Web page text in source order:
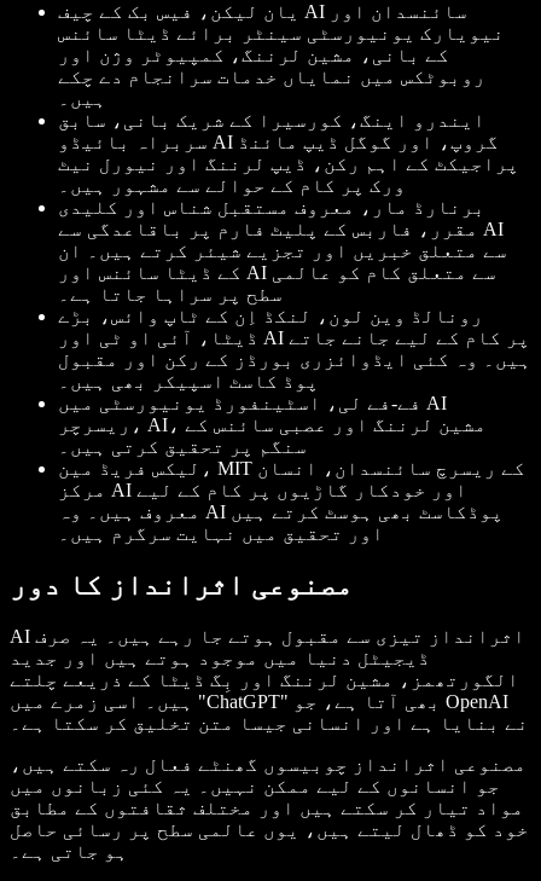
یان لیکن ، فیس بک کے چیف AI سائنسدان اور
نیویارک یونیورسٹی سینٹر برائے ڈیٹا سائنس
کے بانی، مشین لرننگ، کمپیوٹر وژن اور
روبوٹکس میں نمایاں خدمات سرانجام دے چکے
ہیں۔
ایندرو اینگ، کورسیرا کے شریک بانی، سابق
سربراہ بائیڈو AI گروپ، اور گوگل ڈیپ مائنڈ
پراجیکٹ کے اہم رکن، ڈیپ لرننگ اور نیورل نیٹ
ورک پر کام کے حوالے سے مشہور ہیں۔
برنارڈ مار ، معروف مستقبل شناس اور کلیدی
مقرر، فاربس کے پلیٹ فارم پر باقاعدگی سے AI
سے متعلق خبریں اور تجزیے شیئر کرتے ہیں۔ ان
کے ڈیٹا سائنس اور AI سے متعلق کام کو عالمی
سطح پر سراہا جاتا ہے۔
رونالڈ وین لون ، لنکڈ اِن کے ٹاپ وائس، بڑے
ڈیٹا، آئی او ٹی اور AI پر کام کے لیے جانے جاتے
ہیں۔ وہ کئی ایڈوائزری بورڈز کے رکن اور مقبول
پوڈ کاسٹ اسپیکر بھی ہیں۔
فے-فے لی ، اسٹینفورڈ یونیورسٹی میں AI
ریسرچر، AI، مشین لرننگ اور عصبی سائنس کے
سنگم پر تحقیق کرتی ہیں۔
لیکس فریڈ مین ، MIT کے ریسرچ سائنسدان، انسان
مرکز AI اور خودکار گاڑیوں پر کام کے لیے
معروف ہیں۔ وہ AI پوڈکاسٹ بھی ہوسٹ کرتے ہیں
اور تحقیق میں نہایت سرگرم ہیں۔
مصنوعی اثرانداز کا دور
AI اثرانداز تیزی سے مقبول ہوتے جا رہے ہیں۔ یہ صرف
ڈیجیٹل دنیا میں موجود ہوتے ہیں اور جدید
الگورتھمز، مشین لرننگ اور بِگ ڈیٹا کے ذریعے چلتے
ہیں۔ اسی زمرے میں "ChatGPT" بھی آتا ہے، جو OpenAI
نے بنایا ہے اور انسانی جیسا متن تخلیق کر سکتا ہے۔
مصنوعی اثرانداز چوبیسوں گھنٹے فعال رہ سکتے ہیں،
جو انسانوں کے لیے ممکن نہیں۔ یہ کئی زبانوں میں
مواد تیار کر سکتے ہیں اور مختلف ثقافتوں کے مطابق
خود کو ڈھال لیتے ہیں، یوں عالمی سطح پر رسائی حاصل
ہو جاتی ہے۔